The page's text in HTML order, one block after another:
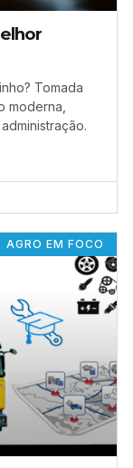
Tomada
moderna,
AGRO EM FOCO